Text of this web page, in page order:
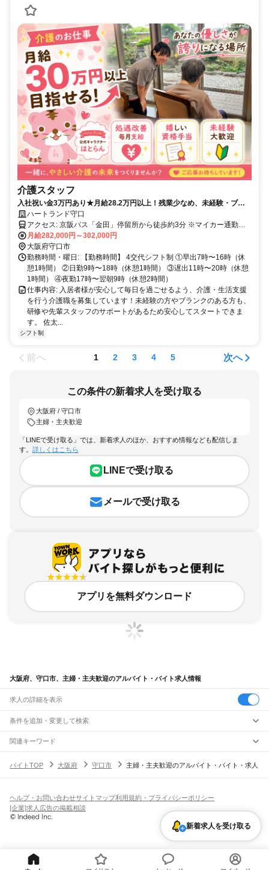
介護スタッフ
入社祝い金3万円あり★月給28.2万円以上！残業少なめ、未経験・ブラ
ンク歓迎！
ハートランド守口
アクセス: 京阪バス「金田」停留所から徒歩約3分 ※マイカー通勤可
（無料駐車場完備） 【近隣エリアから通勤便利】 佐太中町・佐太東
町・佐太西町・金田町・大日町・八雲北町・梶町・藤田町など、守口
市内の幅広いエリアから通勤しやすい勤務地です。
月給282,000円～302,000円
大阪府守口市
勤務時間・曜日: 【勤務時間】 4交代シフト制 ①早出7時〜16時（休
憩1時間） ②日勤9時〜18時（休憩1時間） ③遅出11時〜20時（休憩
1時間） ④夜勤17時〜翌朝9時（休憩2時間）
仕事内容: 入居者様が安心して毎日を過ごせるよう、介護・生活支援
を行う介護職を募集しています！未経験の方やブランクのある方も、
研修や先輩スタッフのサポートがあるため安心してスタートできま
す。 佐太...
シフト制
前へ 1 2 3 4 5 次へ
この条件の新着求人を受け取る
大阪府 / 守口市
主婦・主夫歓迎
「LINEで受け取る」では、新着求人のほか、おすすめ情報なども配信しま
す。 詳しくはこちら
LINEで受け取る
メールで受け取る
アプリを無料ダウンロード
大阪府、守口市、主婦・主夫歓迎のアルバイト・バイト求人情報
求人の詳細を表示
条件を追加・変更して検索
市区町村を追加・変更
大阪府すべて
生野区旭区城東区阿倍野区 住吉区東住吉区西成区淀川区 鶴見区
平野区北区中央区
八尾市
富田林市寝屋川市 松原市
箕面市
柏原市
門真市 摂津市 藤井寺市 東大阪市 四條畷市 交野市
駅を追加・変更
島本駅 高槻駅摂津富田駅 JR総持寺駅茨木駅 千里丘駅 岸辺駅吹田駅
新大阪駅大阪駅
JR神戸線(大阪～神戸)
河内堅上駅
柏原駅志紀駅 久宝寺駅加美駅
東部市場前駅
天王寺駅
ＪＲ難波駅
飲食・フードサービス
飲食・フードサービス
ホールスタッフ
皿洗い・洗い場精肉・鮮魚加工
バー（BAR）・バーテンダー
飲食店（店長・マネージャー）
営業・販売
営業 テレフォンアポインター（テレアポ） ルートセールス
特徴を追加・変更
人気
髪型・髪色自由ひげOKネイルOK
留学生・外国人活躍中
短期 単発・1日OK
期間限定（春夏冬休み等）
契約社員
関連キーワード
大阪府 守口市 主婦・主夫歓迎 スーパー大阪府 守口市 主婦・主夫歓迎 デザイン
バイトTOP 大阪府 守口市 主婦・主夫歓迎のアルバイト・バイト・求人
新着求人を受け取る
ヘルプ・お問い合わせサイトマップ利用規約・プライバシーポリシー
[企業]求人広告の掲載相談